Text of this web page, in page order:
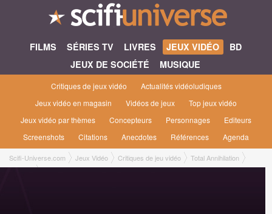
FILMS SÉRIES TV LIVRES JEUX VIDÉO
BD
JEUX DE SOCIÉTÉ
MUSIQUE
Critiques de jeux vidéo
Actualités vidéoludiques
Jeux vidéo en magasin
Vidéos de jeux
Top jeux vidéo
Jeux vidéo par thèmes
Concepteurs Personnages
Editeurs
Screenshots
Citations Anecdotes Références Agenda
Scifi-Universe.com Jeux Vidéo Critiques de jeu vidéo
Total Annihilation
Manu B.